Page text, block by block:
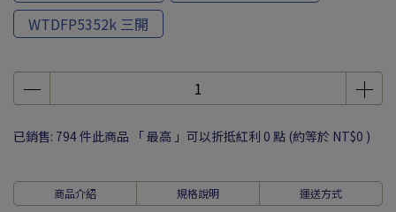
WTDFP5352k 三開
已銷售: 794 件此商品 「 最高 」可以折抵紅利 0 點 (約等於 NT$0 )
商品介紹 規格說明 運送方式